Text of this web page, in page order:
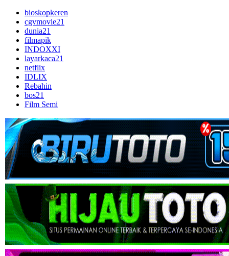
bioskopkeren
cgvmovie21
dunia21
filmapik
INDOXXI
layarkaca21
netflix
IDLIX
Rebahin
bos21
Film Semi